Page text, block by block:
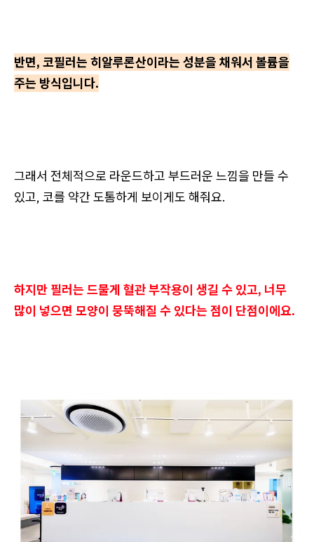
반면, 코필러는 히알루론산이라는 성분을 채워서 볼륨을
주는 방식입니다.
그래서 전체적으로 라운드하고 부드러운 느낌을 만들 수
있고, 코를 약간 도톰하게 보이게도 해줘요.
하지만 필러는 드물게 혈관 부작용이 생길 수 있고, 너무
많이 넣으면 모양이 뭉뚝해질 수 있다는 점이 단점이에요.